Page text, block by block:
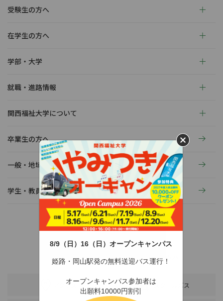
8/9（日）16（日）オープンキャンパス
姫路・岡山駅発の無料送迎バス運行！
オープンキャンパス参加者は
出願料10000円割引
受験生の方へ
在学生の方へ
学部・大学
就職・進路情報
関西福祉大学について
卒業生の方へ
一般・地域の方へ
学生・教員の活動
〒678-0255 兵庫県赤穂市新田380-3
TEL：0791-46-2525（代）FAX：0791-46-2526
アクセス スクールバス